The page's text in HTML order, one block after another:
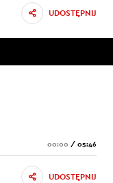
UDOSTĘPNIJ
00:00 / 05:46
UDOSTĘPNIJ